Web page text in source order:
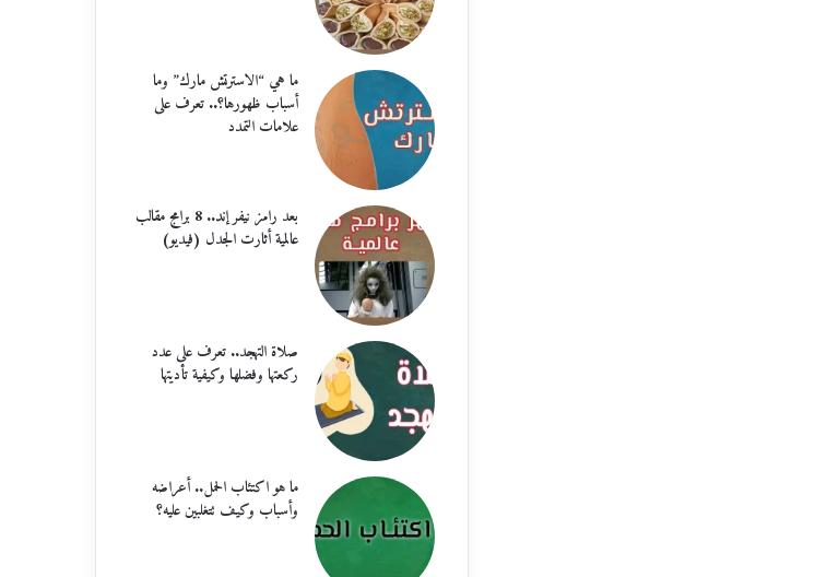
ما هي “الاسترتش مارك” وما
أسباب ظهورها؟.. تعرف على
علامات التمدد
بعد رامز نيفر إند.. 8 برامج مقالب
عالمية أثارت الجدل (فيديو)
صلاة التهجد.. تعرف على عدد
ركعتها وفضلها وكيفية تأديتها
ما هو اكتئاب الحمل.. أعراضه
وأسباب وكيف تتغلبين عليه؟